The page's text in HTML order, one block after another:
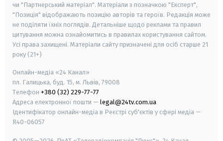
чи "Партнерський матеріал". Матеріали з позначкою "Експерт",
"Позиція" відображають позицію авторів та героїв. Редакція може
не поділяти їхніх поглядів. Детальніше щодо реклами та правил
цитування можна ознайомитись в правилах користування сайтом.
Усі права захищені. Матеріали сайту призначені для осіб старше 21
року (21+)
Онлайн-медіа «24 Канал»
пл. Галицька, буд. 15, м. Львів, 79008
Телефон +380 (32) 229-77-77
Адреса електронної пошти — legal@24tv.com.ua
Ідентифікатор онлайн-медіа в Реєстрі суб'єктів у сфері медіа —
R40-06057